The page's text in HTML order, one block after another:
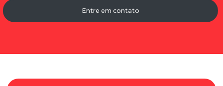
Entre em contato